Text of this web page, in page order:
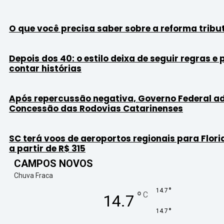
O que você precisa saber sobre a reforma
Depois dos 40: o estilo deixa de seguir regras e
contar histórias
Após repercussão negativa, Governo Federal
Concessão das Rodovias Catarinenses
SC terá voos de aeroportos regionais para
a partir de R$ 315
CAMPOS NOVOS
Chuva Fraca
14.7 ° C 14.7 °
14.7 °